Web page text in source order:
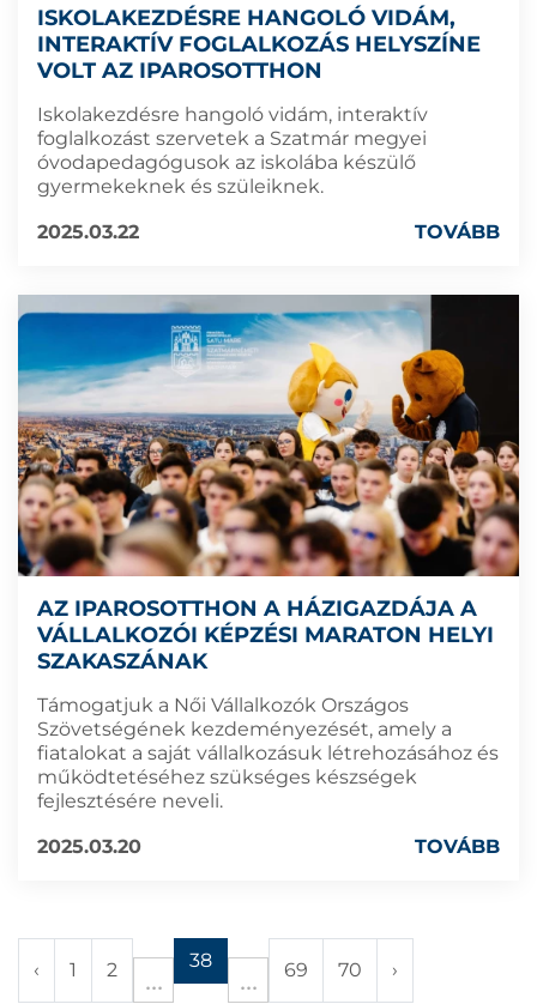
ISKOLAKEZDÉSRE HANGOLÓ VIDÁM,
INTERAKTÍV FOGLALKOZÁS HELYSZÍNE
VOLT AZ IPAROSOTTHON
Iskolakezdésre hangoló vidám, interaktív
foglalkozást szervetek a Szatmár megyei
óvodapedagógusok az iskolába készülő
gyermekeknek és szüleiknek.
2025.03.22
TOVÁBB
AZ IPAROSOTTHON A HÁZIGAZDÁJA A
VÁLLALKOZÓI KÉPZÉSI MARATON HELYI
SZAKASZÁNAK
Támogatjuk a Női Vállalkozók Országos
Szövetségének kezdeményezését, amely a
fiatalokat a saját vállalkozásuk létrehozásához és
működtetéséhez szükséges készségek
fejlesztésére neveli.
2025.03.20
TOVÁBB
‹ 1 2 38 69 70 ›